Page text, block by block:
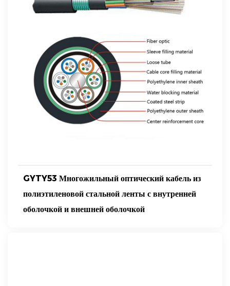
GYTY53 Многожильный оптический кабель из
полиэтиленовой стальной ленты с внутренней
оболочкой и внешней оболочкой